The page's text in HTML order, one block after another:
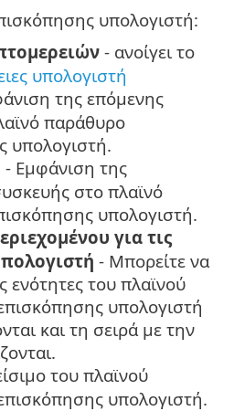
υπολογιστή:
- ανοίγει το
υπολογιστή
της επόμενης
παράθυρο
υπολογιστή.
- Εμφάνιση της
στο πλαϊνό
υπολογιστή.
για τις
- Μπορείτε να
ενότητες του πλαϊνού
υπολογιστή
και τη σειρά με την
του πλαϊνού
υπολογιστή.